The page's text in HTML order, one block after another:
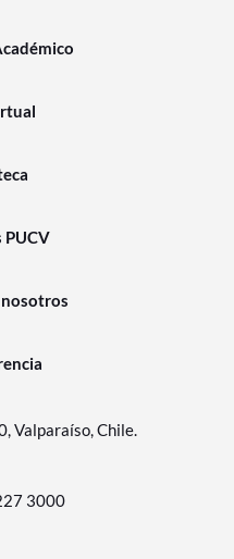
PUCV
Valparaíso, Chile.
3000